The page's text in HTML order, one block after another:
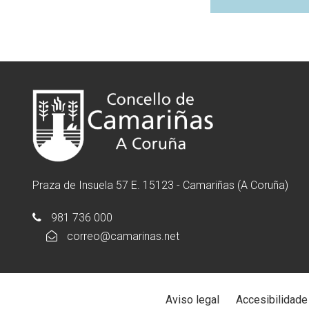
Praza de Insuela 57 E. 15123 - Camariñas (A Coruña)
981 736 000
correo@camarinas.net
Aviso legal Accesibilidade